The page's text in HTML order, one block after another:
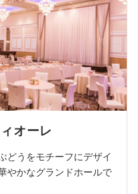
オーレ
どうをモチーフにデザイ
やかなグランドホールで